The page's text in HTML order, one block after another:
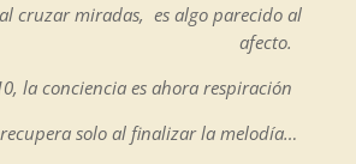
cruzar miradas, es algo parecido al
afecto.
la conciencia es ahora respiración
solo al finalizar la melodía…